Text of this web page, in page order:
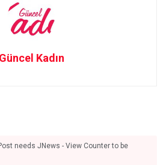
Güncel Kadın
needs JNews - View Counter to be